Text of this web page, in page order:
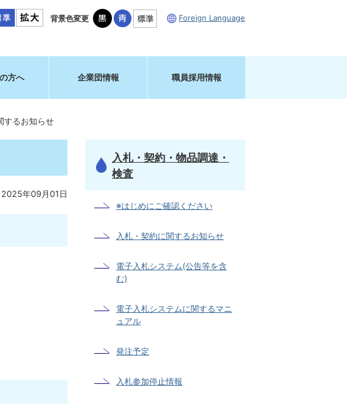
背景色変更 Foreign Language
方へ 企業団情報 職員採用情報
するお知らせ
2025年09月01日
入札・契約・物品調達・
検査
※はじめにご確認ください
入札・契約に関するお知らせ
電子入札システム(公告等を含
む)
電子入札システムに関するマニ
ュアル
発注予定
入札参加停止情報